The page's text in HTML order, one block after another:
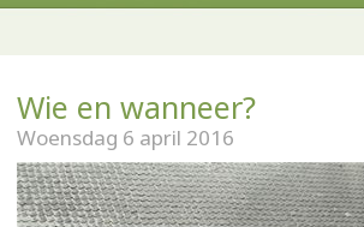
Wie en wanneer?
Woensdag 6 april 2016